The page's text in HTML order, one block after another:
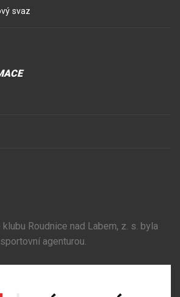
svaz
Roudnice nad Labem, z. s. byla
agenturou.